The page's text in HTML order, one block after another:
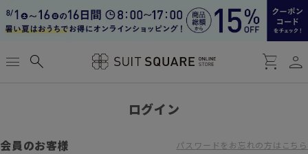
menu search shopping_cart person
ログイン
会員のお客様 パスワードをお忘れの方はこちら